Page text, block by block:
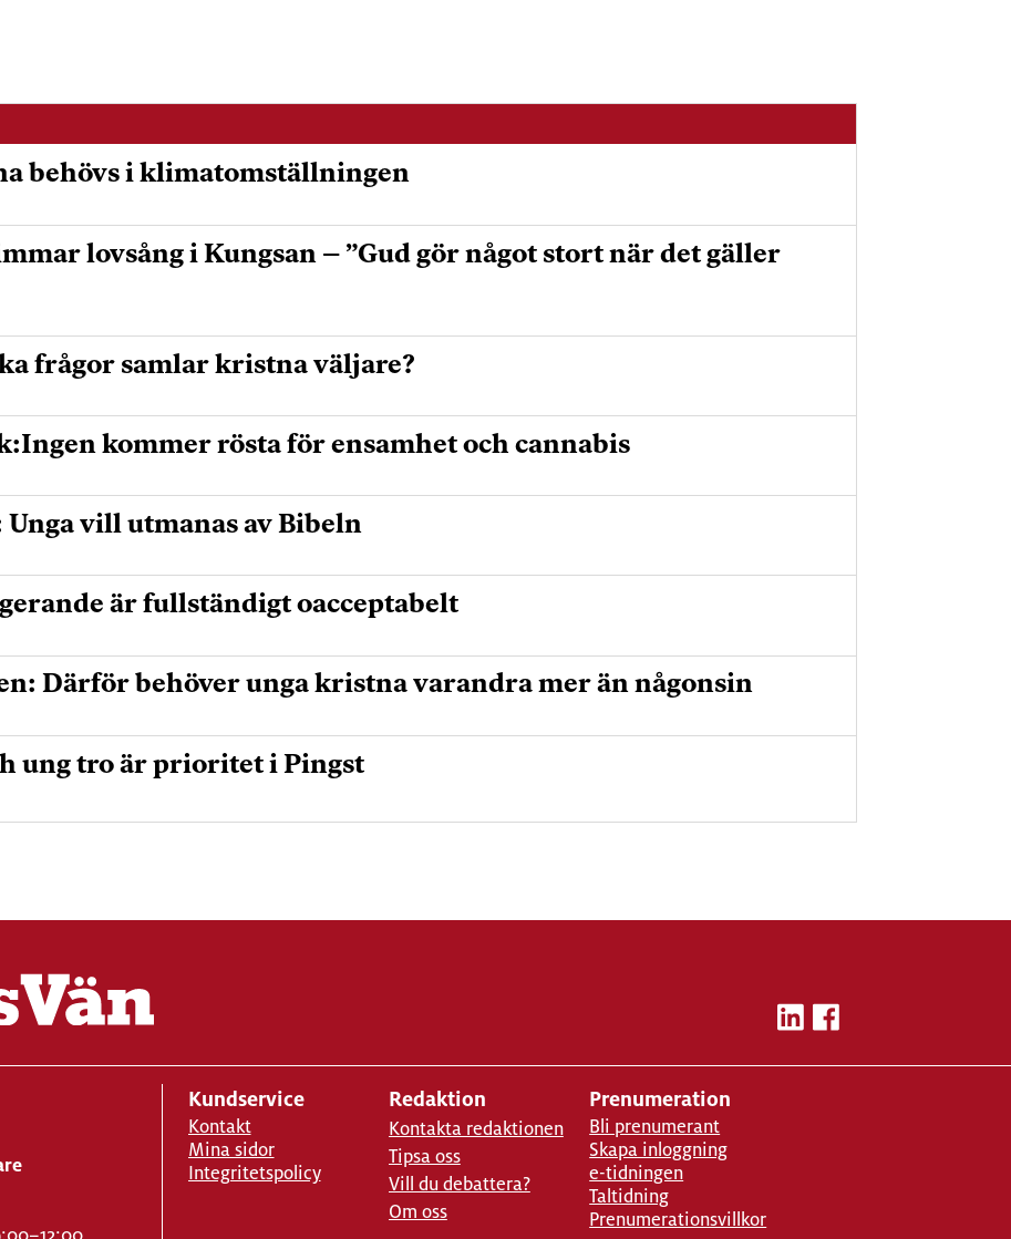
behövs i klimatomställningen
lovsång i Kungsan – ”Gud gör något stort när det gäller
frågor samlar kristna väljare?
kommer rösta för ensamhet och cannabis
vill utmanas av Bibeln
är fullständigt oacceptabelt
Därför behöver unga kristna varandra mer än någonsin
ung tro är prioritet i Pingst
Kundservice
Kontakt
Mina sidor
Integritetspolicy
Redaktion
Kontakta redaktionen
Tipsa oss
Vill du debattera?
Om oss
Prenumeration
Bli prenumerant
Skapa inloggning
e-tidningen
Taltidning
Prenumerationsvillkor